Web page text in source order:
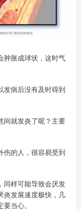
肿胀成球状，这时气
发病后没有及时得到
间就发炎了呢？主要
伤的人，很容易受到
同样可能导致会厌发
炎发展速度极快，几
当心。